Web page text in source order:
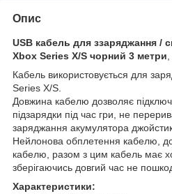
Опис
USB кабель для ззаряджання /
Xbox Series X/S чорний 3 метри
Кабель використовується для
Series X/S.
Довжина кабелю дозволяє
підзарядки під час гри, не
заряджання акумулятора
Нейлонова обплетення кабелю,
кабелю, разом з цим кабель має
зберігаючись довгий час не
Характеристики: